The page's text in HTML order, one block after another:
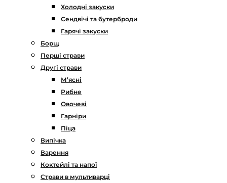
Холодні закуски
Сендвічі та бутерброди
Гарячі закуски
Борщ
Перші страви
Другі страви
М’ясні
Рибне
Овочеві
Гарніри
Піца
Випічка
Варення
Коктейлі та напої
Страви в мультиварці